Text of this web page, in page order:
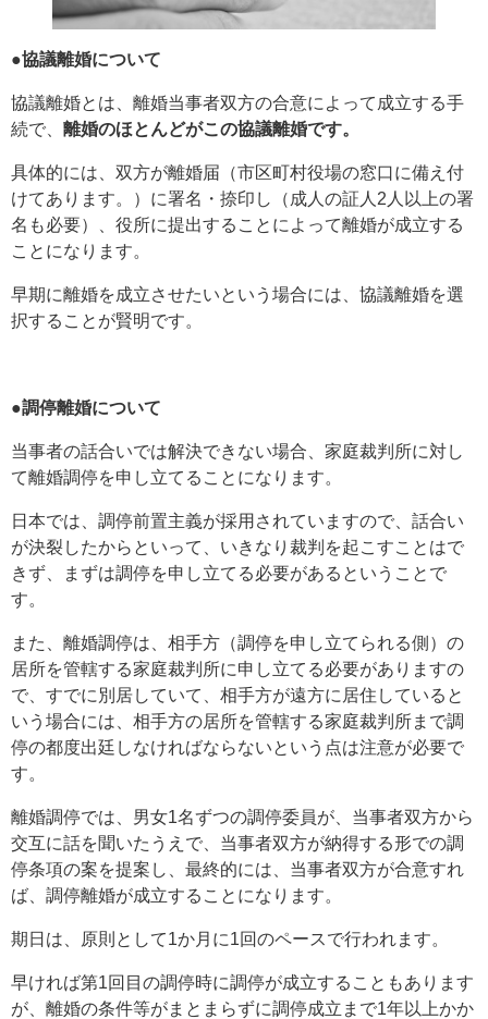
●協議離婚について
協議離婚とは、離婚当事者双方の合意によって成立する手
続で、 離婚のほとんどがこの協議離婚です。
具体的には、双方が離婚届（市区町村役場の窓口に備え付
けてあります。）に署名・捺印し（成人の証人2人以上の署
名も必要）、役所に提出することによって離婚が成立する
ことになります。
早期に離婚を成立させたいという場合には、協議離婚を選
択することが賢明です。
●調停離婚について
当事者の話合いでは解決できない場合、家庭裁判所に対し
て離婚調停を申し立てることになります。
日本では、調停前置主義が採用されていますので、話合い
が決裂したからといって、いきなり裁判を起こすことはで
きず、まずは調停を申し立てる必要があるということで
す。
また、離婚調停は、相手方（調停を申し立てられる側）の
居所を管轄する家庭裁判所に申し立てる必要がありますの
で、すでに別居していて、相手方が遠方に居住していると
いう場合には、相手方の居所を管轄する家庭裁判所まで調
停の都度出廷しなければならないという点は注意が必要で
す。
離婚調停では、男女1名ずつの調停委員が、当事者双方から
交互に話を聞いたうえで、当事者双方が納得する形での調
停条項の案を提案し、最終的には、当事者双方が合意すれ
ば、調停離婚が成立することになります。
期日は、原則として1か月に1回のペースで行われます。
早ければ第1回目の調停時に調停が成立することもあります
が、離婚の条件等がまとまらずに調停成立まで1年以上かか